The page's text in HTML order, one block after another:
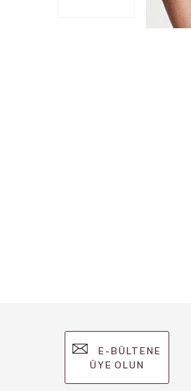
E-BÜLTENE
ÜYE OLUN